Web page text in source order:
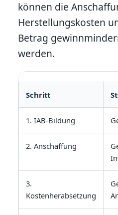
können die
Herstellungskosten
Betrag
werden.
Schritt
1. IAB-Bildung
2. Anschaffung
3.
Kostenherabsetzung